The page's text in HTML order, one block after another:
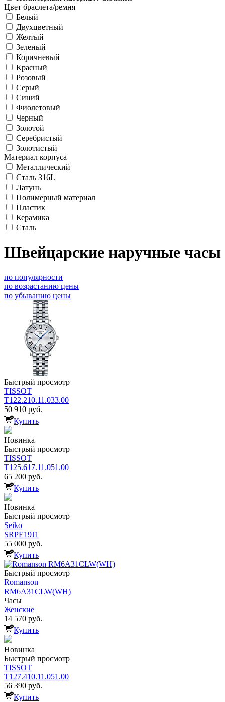
Цвет браслета/ремня
Белый
Двухцветный
Желтый
Зеленый
Коричневый
Красный
Розовый
Серый
Синий
Фиолетовый
Черный
Золотой
Серебристый
Золотистый
Материал корпуса
Металлический
Сталь 316L
Латунь
Полимерный материал
Пластик
Керамика
Сталь
Швейцарские наручные часы
по популярности
по возрастанию цены
по убыванию цены
Быстрый просмотр
TISSOT
T122.210.11.033.00
50 910 руб.
Купить
Новинка
Быстрый просмотр
TISSOT
T125.617.11.051.00
65 200 руб.
Купить
Новинка
Быстрый просмотр
Seiko
SRPE19J1
55 000 руб.
Купить
Быстрый просмотр
Romanson
RM6A31CLW(WH)
Часы
Женские
14 570 руб.
Купить
Новинка
Быстрый просмотр
TISSOT
T127.410.11.051.00
56 390 руб.
Купить